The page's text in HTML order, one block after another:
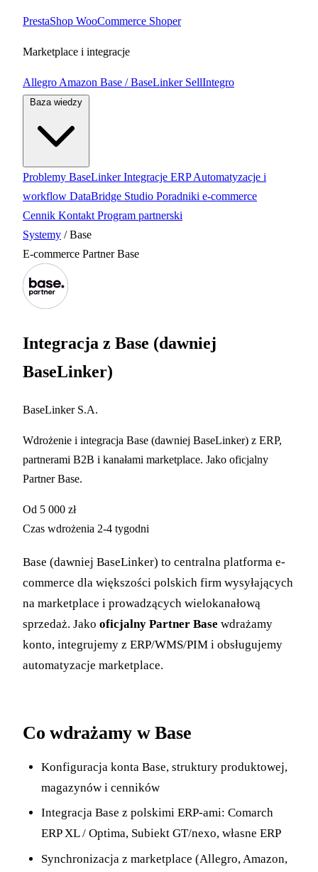
PrestaShop WooCommerce Shoper
Marketplace i integracje
Allegro Amazon Base / BaseLinker SellIntegro
Problemy BaseLinkerIntegracje ERPAutomatyzacje i
workflow DataBridge Studio Poradniki e-commerce
Cennik Kontakt Program partnerski
Systemy / Base
E-commerce Partner Base
Integracja z Base (dawniej
BaseLinker)
BaseLinker S.A.
Wdrożenie i integracja Base (dawniej BaseLinker) z ERP,
partnerami B2B i kanałami marketplace. Jako oficjalny
Partner Base.
Od 5 000 zł
Czas wdrożenia 2-4 tygodni
Base (dawniej BaseLinker) to centralna platforma e-
commerce dla większości polskich firm wysyłających
na marketplace i prowadzących wielokanałową
sprzedaż. Jako oficjalny Partner Base wdrażamy
konto, integrujemy z ERP/WMS/PIM i obsługujemy
automatyzacje marketplace.
Co wdrażamy w Base
Konfiguracja konta Base, struktury produktowej,
magazynów i cenników
Integracja Base z polskimi ERP-ami: Comarch
ERP XL / Optima, Subiekt GT/nexo, własne ERP
Synchronizacja z marketplace (Allegro, Amazon,